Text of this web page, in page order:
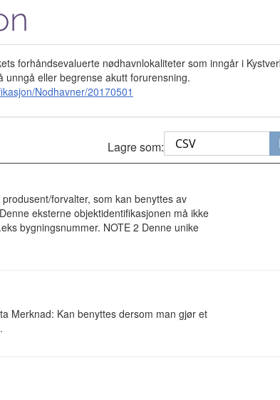
forhåndsevaluerte nødhavnlokaliteter som inngår i
eller begrense akutt forurensning.
Nodhavner/20170501
Lagre som:
forvalter, som kan benyttes av
eksterne objektidentifikasjonen må ikke
bygningsnummer. NOTE 2 Denne unike
Merknad: Kan benyttes dersom man gjør et